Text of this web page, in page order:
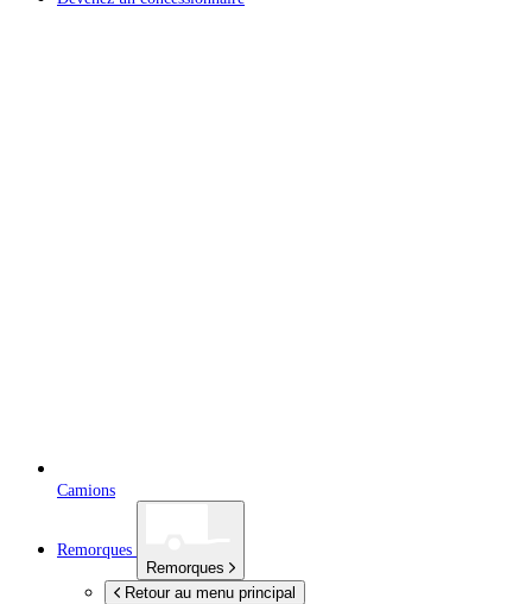
Camions
Remorques
Remorques
Retour au menu principal